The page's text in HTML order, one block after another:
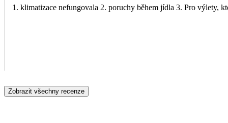
1. klimatizace nefungovala 2. poruchy během jídla 3. Pro výlety,
Zobrazit všechny recenze